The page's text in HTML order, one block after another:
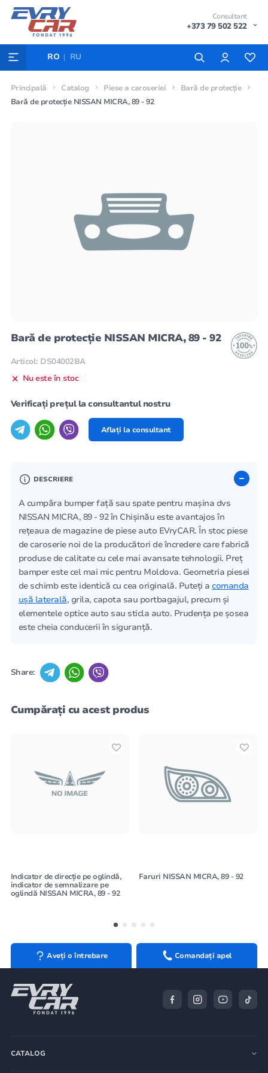
Consultant
+373 79 502 522
RO RU
Principală Catalog Piese a caroseriei
Bară de protecție
Bară de protecție NISSAN MICRA, 89 - 92
Bară de protecție NISSAN MICRA, 89 - 92
Articol: DS04002BA
Nu este în stoc
Verificați prețul la consultantul nostru
Aflați la consultant
DESCRIERE
A cumpăra bumper față sau spate pentru mașina dvs
NISSAN MICRA, 89 - 92 în Chișinău este avantajos în
rețeaua de magazine de piese auto EVryCAR. În stoc piese
de caroserie noi de la producători de încredere care fabrică
produse de calitate cu cele mai avansate tehnologii. Preț
bamper este cel mai mic pentru Moldova. Geometria piesei
de schimb este identică cu cea originală. Puteți a comanda
ușă laterală, grila, capota sau portbagajul, precum și
elementele optice auto sau sticla auto. Prudența pe șosea
este cheia conducerii în siguranță.
Share:
Cumpărați cu acest produs
Indicator de direcție pe oglindă,
indicator de semnalizare pe
oglindă NISSAN MICRA, 89 - 92
Faruri NISSAN MICRA, 89 - 92
Aveți o întrebare Comandați apel
CATALOG